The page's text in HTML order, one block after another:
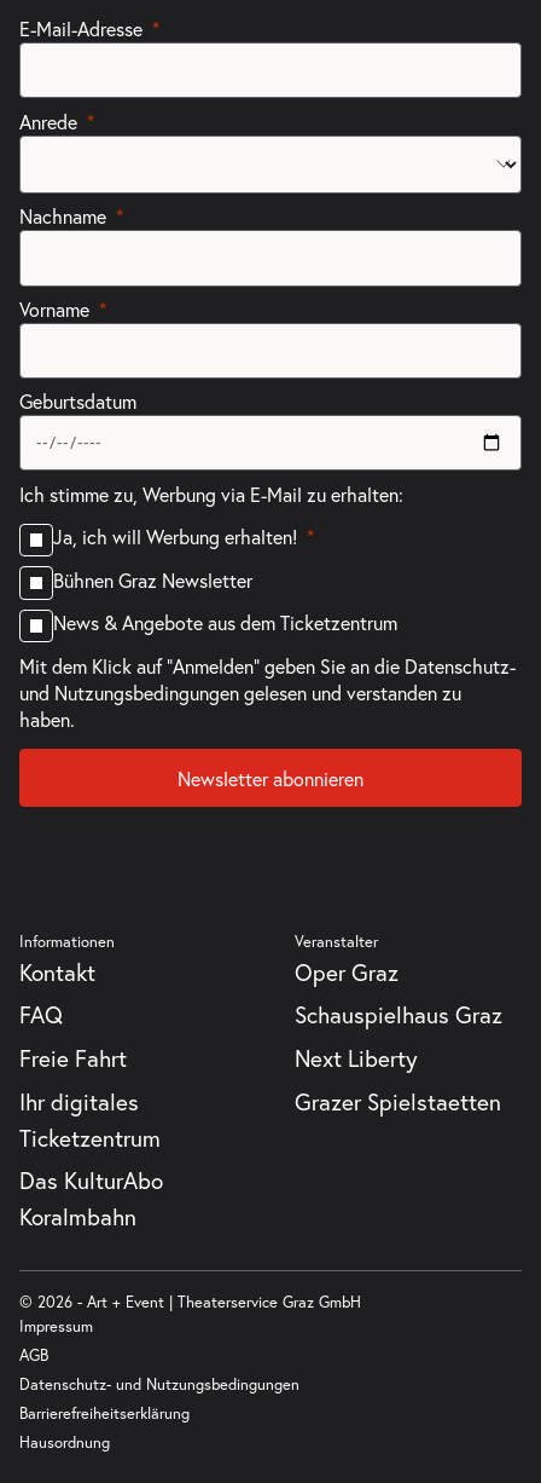
E-Mail-Adresse
Anrede
Nachname
Vorname
Geburtsdatum
Ich stimme zu, Werbung via E-Mail zu erhalten:
Ja, ich will Werbung erhalten!
Bühnen Graz Newsletter
News & Angebote aus dem Ticketzentrum
Mit dem Klick auf "Anmelden" geben Sie an die Datenschutz-
und Nutzungsbedingungengelesen und verstanden zu
haben.
Newsletter abonnieren
Informationen
Kontakt
FAQ
Freie Fahrt
Ihr digitales
Ticketzentrum
Das KulturAbo
Koralmbahn
Veranstalter
Oper Graz
Schauspielhaus Graz
Next Liberty
Grazer Spielstaetten
© 2026 - Art + Event | Theaterservice Graz GmbH
Impressum
AGB
Datenschutz- und Nutzungsbedingungen
Barrierefreiheitserklärung
Hausordnung